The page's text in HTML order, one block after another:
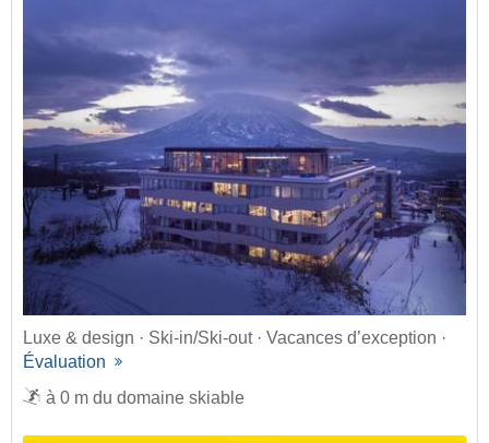
Luxe & design · Ski-in/Ski-out · Vacances d’exception ·
Évaluation
à 0 m du domaine skiable